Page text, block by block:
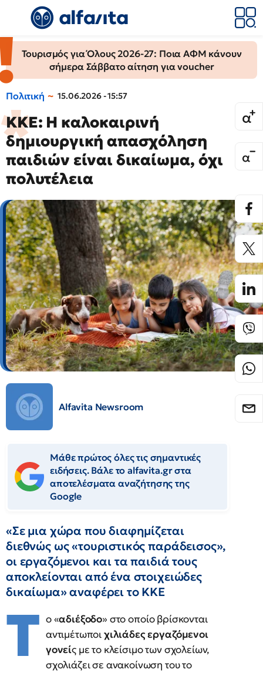
Τουρισμός για Όλους 2026-27: Ποια ΑΦΜ κάνουν
σήμερα Σάββατο αίτηση για voucher
Πολιτική 15.06.2026 - 15:57
ΚΚΕ: Η καλοκαιρινή
δημιουργική απασχόληση
παιδιών είναι δικαίωμα, όχι
πολυτέλεια
Alfavita Newsroom
Μάθε πρώτος όλες τις σημαντικές
ειδήσεις. Βάλε το alfavita.gr στα
αποτελέσματα αναζήτησης της
Google
«Σε μια χώρα που διαφημίζεται
διεθνώς ως «τουριστικός παράδεισος»,
οι εργαζόμενοι και τα παιδιά τους
αποκλείονται από ένα στοιχειώδες
δικαίωμα» αναφέρει το ΚΚΕ
Τ ο «αδιέξοδο» στο οποίο βρίσκονται
αντιμέτωποιχιλιάδες εργαζόμενοι
γονείς με το κλείσιμο των σχολείων,
σχολιάζει σε ανακοίνωση του το